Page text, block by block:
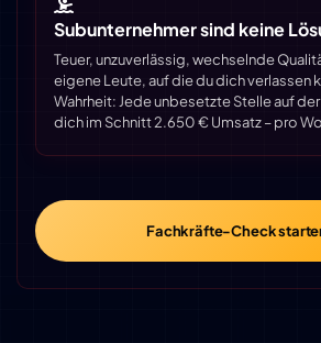
Subunternehmer sind keine
Teuer, unzuverlässig, wechselnde
eigene Leute, auf die du dich verlassen
Wahrheit: Jede unbesetzte Stelle auf
dich im Schnitt 2.650 € Umsatz – pro
Fachkräfte-Check